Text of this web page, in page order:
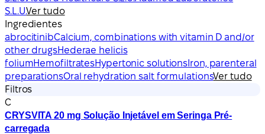
S.L.U.Ver tudo
Ingredientes
abrocitinibCalcium, combinations with vitamin D and/or
other drugsHederae helicis
foliumHemofiltratesHypertonic solutions Iron, parenteral
preparationsOral rehydration salt formulationsVer tudo
Filtros
C
CRYSVITA 20 mg Solução Injetável em Seringa Pré-
carregada